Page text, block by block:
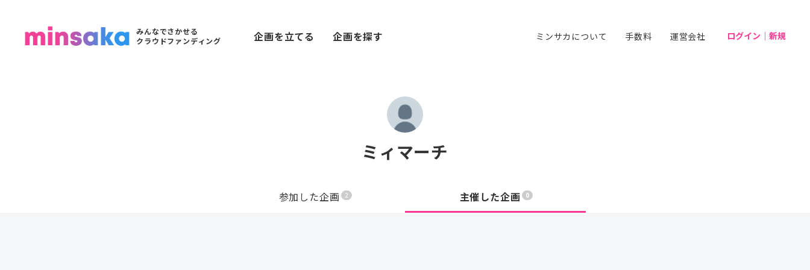
みんなでさかせる
クラウドファンディング
企画を立てる 企画を探す ミンサカについて 手数料 運営会社 ログイン｜新規
ミィマーチ
参加した企画 2 主催した企画 0